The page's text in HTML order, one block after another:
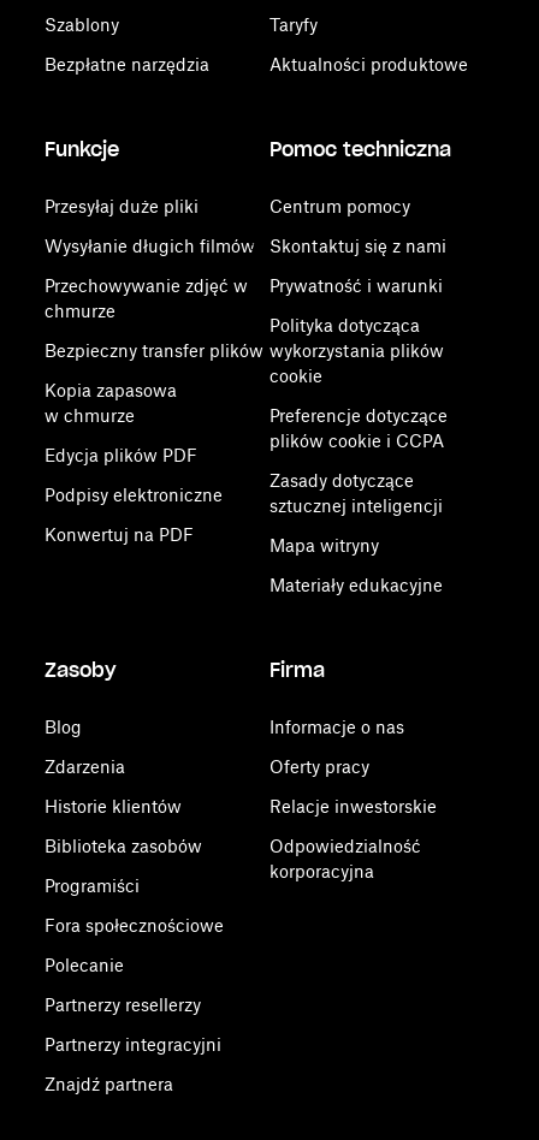
Szablony
Bezpłatne narzędzia
Taryfy
Aktualności produktowe
Funkcje
Przesyłaj duże pliki
Wysyłanie długich filmów
Przechowywanie zdjęć w
chmurze
Bezpieczny transfer plików
Kopia zapasowa
w chmurze
Edycja plików PDF
Podpisy elektroniczne
Konwertuj na PDF
Pomoc techniczna
Centrum pomocy
Skontaktuj się z nami
Prywatność i warunki
Polityka dotycząca
wykorzystania plików
cookie
Preferencje dotyczące
plików cookie i CCPA
Zasady dotyczące
sztucznej inteligencji
Mapa witryny
Materiały edukacyjne
Zasoby
Blog
Zdarzenia
Historie klientów
Biblioteka zasobów
Programiści
Fora społecznościowe
Polecanie
Partnerzy resellerzy
Partnerzy integracyjni
Znajdź partnera
Firma
Informacje o nas
Oferty pracy
Relacje inwestorskie
Odpowiedzialność
korporacyjna